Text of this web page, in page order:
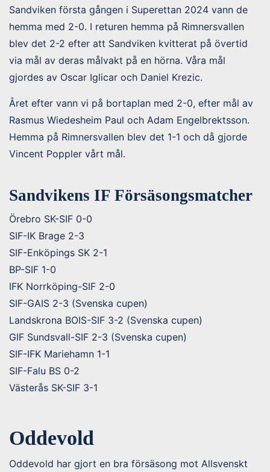
Sandviken första gången i Superettan 2024 vann de
hemma med 2-0. I returen hemma på Rimnersvallen
blev det 2-2 efter att Sandviken kvitterat på övertid
via mål av deras målvakt på en hörna. Våra mål
gjordes av Oscar Iglicar och Daniel Krezic.
Året efter vann vi på bortaplan med 2-0, efter mål av
Rasmus Wiedesheim Paul och Adam Engelbrektsson.
Hemma på Rimnersvallen blev det 1-1 och då gjorde
Vincent Poppler vårt mål.
Sandvikens IF Försäsongsmatcher
Örebro SK-SIF 0-0
SIF-IK Brage 2-3
SIF-Enköpings SK 2-1
BP-SIF 1-0
IFK Norrköping-SIF 2-0
SIF-GAIS 2-3 (Svenska cupen)
Landskrona BOIS-SIF 3-2 (Svenska cupen)
GIF Sundsvall-SIF 2-3 (Svenska cupen)
SIF-IFK Mariehamn 1-1
SIF-Falu BS 0-2
Västerås SK-SIF 3-1
Oddevold
Oddevold har gjort en bra försäsong mot Allsvenskt